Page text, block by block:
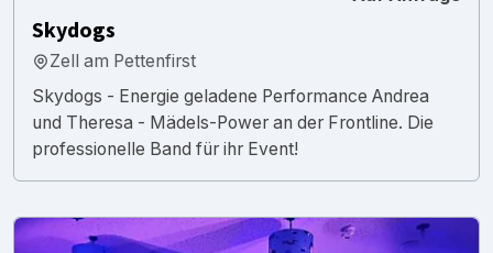
Skydogs
Zell am Pettenfirst
Skydogs - Energie geladene Performance Andrea
und Theresa - Mädels-Power an der Frontline. Die
professionelle Band für ihr Event!